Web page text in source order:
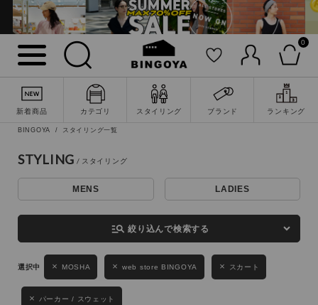
0
新着商品 カテゴリ スタイリング ブランド ランキング
詳細検索
キーワード
性別
MENS LADIES KIDS
BINGOYA スタイリング一覧
STYLING
MENS LADIES
manage_search 絞り込んで検索する
MOSHA web store BINGOYA スカート
パーカー / スウェット